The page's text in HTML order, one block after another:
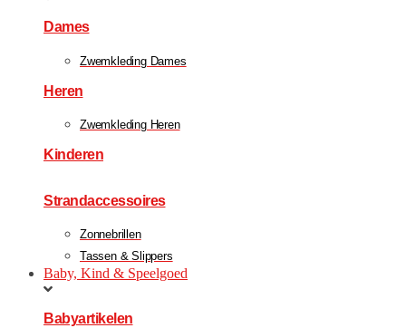
Dames
Zwemkleding Dames
Heren
Zwemkleding Heren
Kinderen
Strandaccessoires
Zonnebrillen
Tassen & Slippers
Baby, Kind & Speelgoed
Babyartikelen